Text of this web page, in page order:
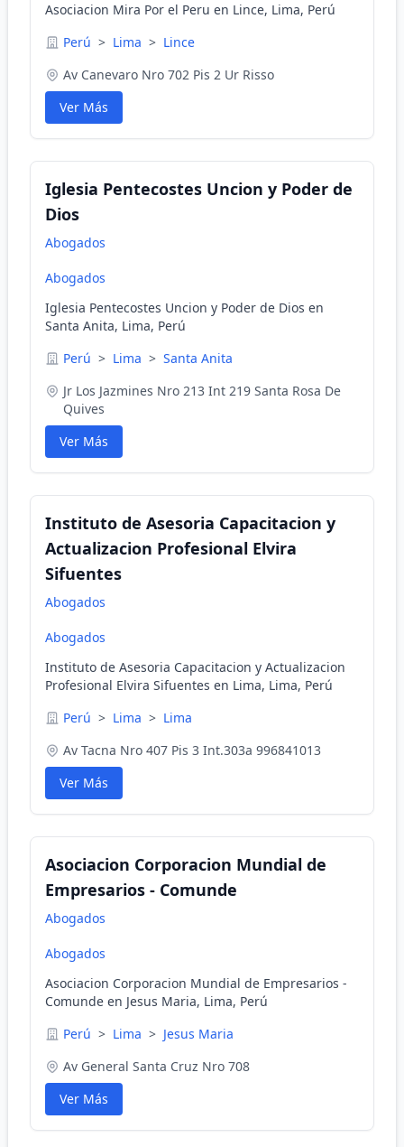
Asociacion Mira Por el Peru en Lince, Lima, Perú
Perú > Lima > Lince
Av Canevaro Nro 702 Pis 2 Ur Risso
Ver Más
Iglesia Pentecostes Uncion y Poder de
Dios
Abogados
Abogados
Iglesia Pentecostes Uncion y Poder de Dios en
Santa Anita, Lima, Perú
Perú > Lima > Santa Anita
Jr Los Jazmines Nro 213 Int 219 Santa Rosa De
Quives
Ver Más
Instituto de Asesoria Capacitacion y
Actualizacion Profesional Elvira
Sifuentes
Abogados
Abogados
Instituto de Asesoria Capacitacion y Actualizacion
Profesional Elvira Sifuentes en Lima, Lima, Perú
Perú > Lima > Lima
Av Tacna Nro 407 Pis 3 Int.303a 996841013
Ver Más
Asociacion Corporacion Mundial de
Empresarios - Comunde
Abogados
Abogados
Asociacion Corporacion Mundial de Empresarios -
Comunde en Jesus Maria, Lima, Perú
Perú > Lima > Jesus Maria
Av General Santa Cruz Nro 708
Ver Más